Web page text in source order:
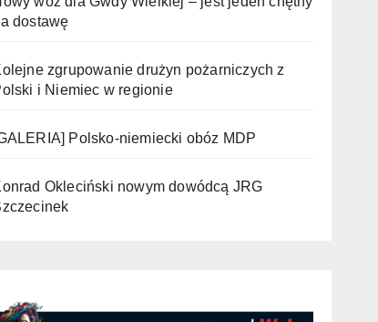
dostawę
zgrupowanie drużyn pożarniczych z
i Niemiec w regionie
Polsko-niemiecki obóz MDP
Okleciński nowym dowódcą JRG